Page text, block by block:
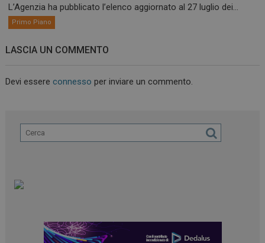
L’Agenzia ha pubblicato l’elenco aggiornato al 27 luglio dei...
Primo Piano
LASCIA UN COMMENTO
Devi essereconnesso per inviare un commento.